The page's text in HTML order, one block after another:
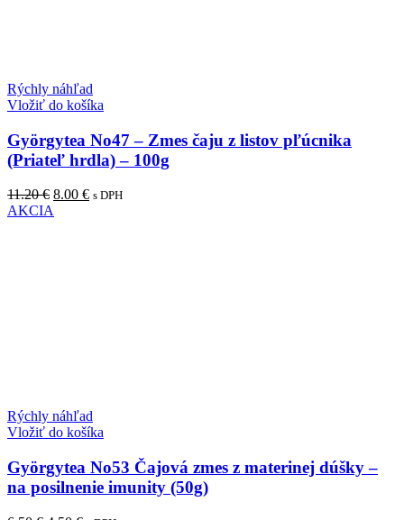
Rýchly náhľad
Vložiť do košíka
Györgytea No47 – Zmes čaju z listov pľúcnika
(Priateľ hrdla) – 100g
11.20€ Pôvodná
8.00 €Aktuálna
s DPH
AKCIA
Rýchly náhľad
Vložiť do košíka
Györgytea No53 Čajová zmes z materinej dúšky –
na posilnenie imunity (50g)